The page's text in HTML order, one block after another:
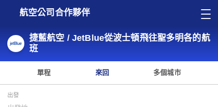
航空公司合作夥伴
捷藍航空 / JetBlue從波士頓飛往聖多明各的航
班
單程 來回 多個城市
出發